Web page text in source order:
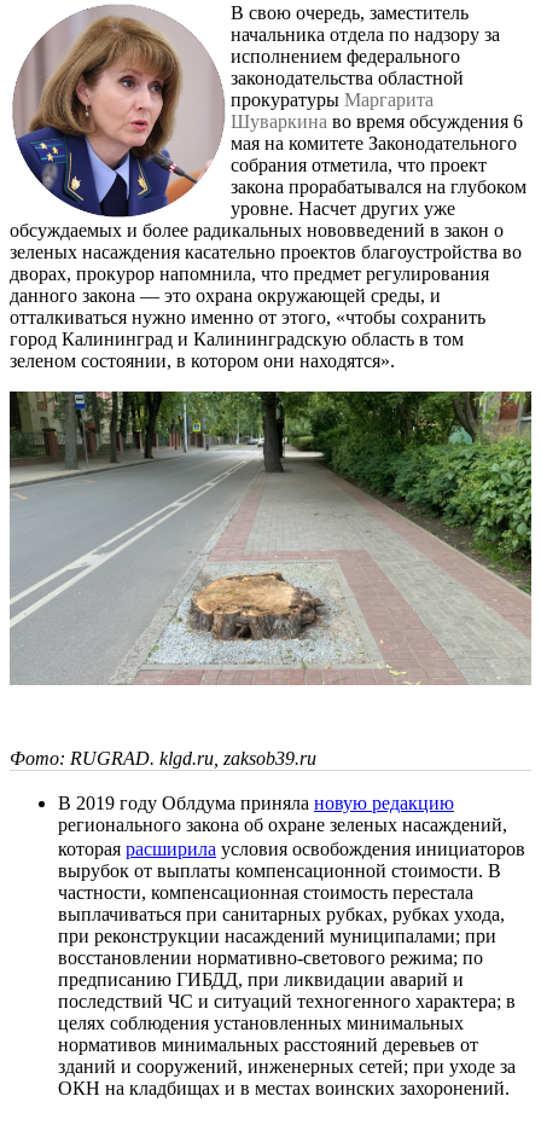
В свою очередь, заместитель
начальника отдела по надзору за
исполнением федерального
законодательства областной
прокуратуры Маргарита
Шуваркина во время обсуждения 6
мая на комитете Законодательного
собрания отметила, что проект
закона прорабатывался на глубоком
уровне. Насчет других уже
обсуждаемых и более радикальных нововведений в закон о
зеленых насаждения касательно проектов благоустройства во
дворах, прокурор напомнила, что предмет регулирования
данного закона — это охрана окружающей среды, и
отталкиваться нужно именно от этого, «чтобы сохранить
город Калининград и Калининградскую область в том
зеленом состоянии, в котором они находятся».
Фото: RUGRAD. klgd.ru, zaksob39.ru
В 2019 году Облдума приняла новую редакцию
регионального закона об охране зеленых насаждений,
которая расширила условия освобождения инициаторов
вырубок от выплаты компенсационной стоимости. В
частности, компенсационная стоимость перестала
выплачиваться при санитарных рубках, рубках ухода,
при реконструкции насаждений муниципалами; при
восстановлении нормативно-светового режима; по
предписанию ГИБДД, при ликвидации аварий и
последствий ЧС и ситуаций техногенного характера; в
целях соблюдения установленных минимальных
нормативов минимальных расстояний деревьев от
зданий и сооружений, инженерных сетей; при уходе за
ОКН на кладбищах и в местах воинских захоронений.